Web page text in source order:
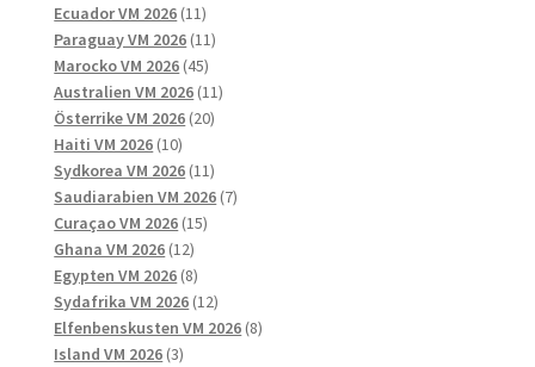
Ecuador VM 2026 1111
produkter
Paraguay VM 2026 1111
Marocko VM 2026 4545
produkter
Australien VM 2026 1111
Österrike VM 2026 2020
Haiti VM 2026 1010
produkter
Sydkorea VM 2026 1111
produkter
Saudiarabien VM 2026 77
Curaçao VM 2026 1515
Ghana VM 2026 1212
produkter
Egypten VM 2026 88
produkter
Sydafrika VM 2026 1212
produkter
Elfenbenskusten VM 2026 88
Island VM 2026 33